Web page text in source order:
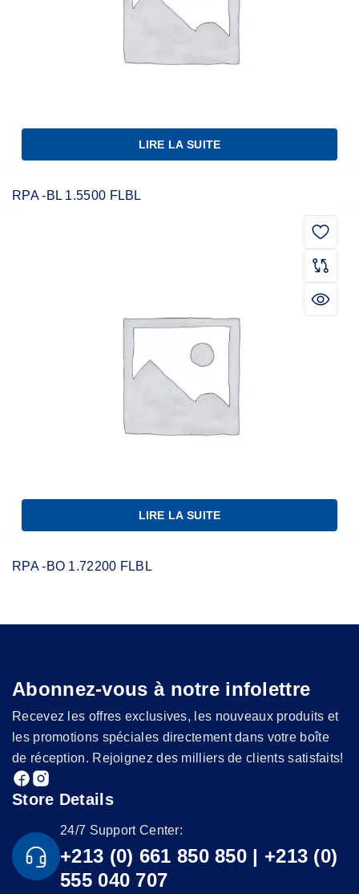
LIRE LA SUITE
RPA -BL 1.5500 FLBL
LIRE LA SUITE
RPA -BO 1.72200 FLBL
Abonnez-vous à notre infolettre
Recevez les offres exclusives, les nouveaux produits et
les promotions spéciales directement dans votre boîte
de réception. Rejoignez des milliers de clients satisfaits!
Store Details
24/7 Support Center:
+213 (0) 661 850 850 | +213 (0)
555 040 707